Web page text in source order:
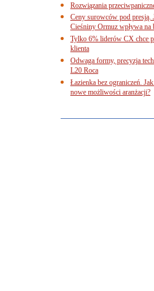
Rozwiązania
Ceny surowców pod presją.
Cieśniny Ormuz wpływa na
Tylko 6% liderów CX chce
klienta
Odwaga formy, precyzja
L20 Roca
Łazienka bez ograniczeń.
nowe możliwości aranżacji?